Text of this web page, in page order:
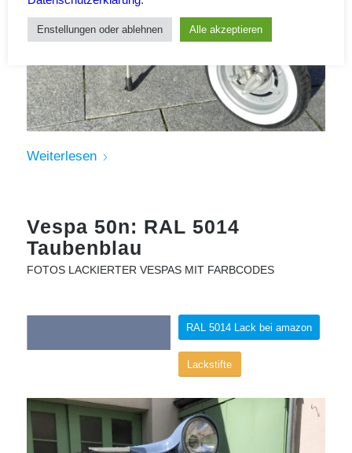
Weiterlesen
Vespa 50n: RAL 5014
Taubenblau
FOTOS LACKIERTER VESPAS MIT FARBCODES
RAL 5014 Lack bei amazon
Lackstifte
Enstellungen oder ablehnen Alle akzeptieren